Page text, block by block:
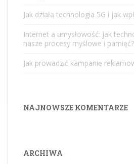
Jak działa technologia 5G i jak
Internet a umysłowość: jak
nasze procesy myślowe i pamięć?
Jak prowadzić kampanię
NAJNOWSZE KOMENTARZE
ARCHIWA